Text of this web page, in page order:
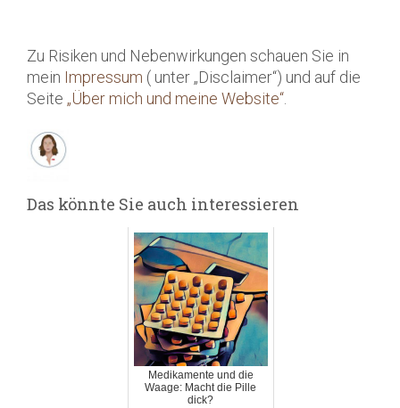
Zu Risiken und Nebenwirkungen schauen Sie in
mein Impressum ( unter „Disclaimer“) und auf die
Seite „Über mich und meine Website“
Das könnte Sie auch interessieren
Medikamente und die
Waage: Macht die Pille
dick?